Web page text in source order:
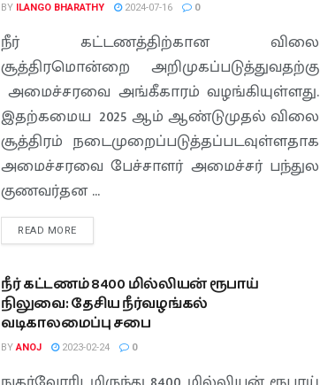
BY ILANGO BHARATHY 2024-07-16 0
நீர் கட்டணத்திற்கான விலை
சூத்திரமொன்றை அறிமுகப்படுத்துவதற்கு
அமைச்சரவை அங்கீகாரம் வழங்கியுள்ளது.
இதற்கமைய 2025 ஆம் ஆண்டுமுதல் விலை
சூத்திரம் நடைமுறைப்படுத்தப்படவுள்ளதாக
அமைச்சரவை பேச்சாளர் அமைச்சர் பந்துல
குணவர்தன ...
READ MORE
நீர் கட்டணம் 8400 மில்லியன் ரூபாய்
நிலுவை: தேசிய நீர்வழங்கல்
வடிகாலமைப்பு சபை
BY ANOJ 2023-02-24 0